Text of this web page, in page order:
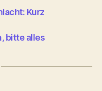
Kurz
bitte alles